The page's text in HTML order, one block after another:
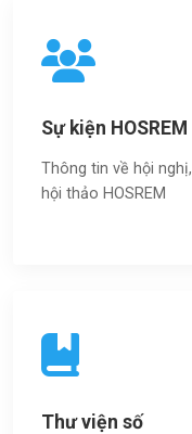
Sự kiện HOSREM
Thông tin về hội nghị,
hội thảo HOSREM
Thư viện số